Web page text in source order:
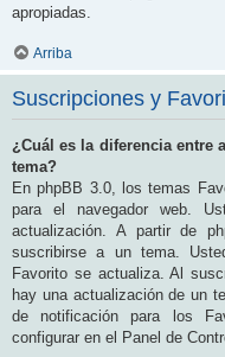
apropiadas.
Arriba
Suscripciones y
¿Cuál es la diferencia entre
tema?
En phpBB 3.0, los temas
para el navegador web.
actualización. A partir de
suscribirse a un tema.
Favorito se actualiza. Al
hay una actualización de un
de notificación para los
configurar en el Panel de